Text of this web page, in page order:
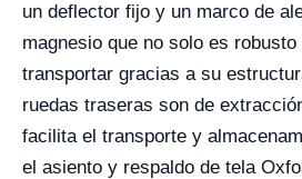
un deflector fijo y un marco de
magnesio que no solo es
transportar gracias a su
ruedas traseras son de
facilita el transporte y
el asiento y respaldo de tela